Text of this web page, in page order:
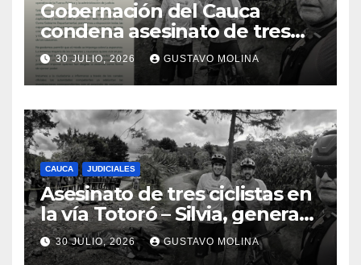
Gobernación del Cauca
condena asesinato de tres
ciudadanos y exige medidas
urgentes al Gobierno
Nacional
30 JULIO, 2026 GUSTAVO MOLINA
CAUCA JUDICIALES
Asesinato de tres ciclistas en
la vía Totoró – Silvia, genera
consternación en el Cauca
30 JULIO, 2026 GUSTAVO MOLINA